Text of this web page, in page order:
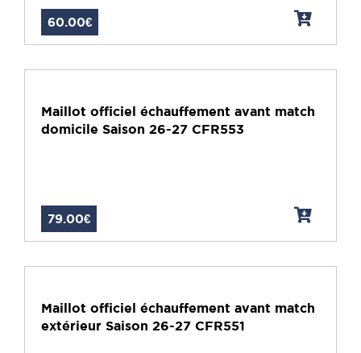
60.00€
Maillot officiel échauffement avant match
domicile Saison 26-27 CFR553
79.00€
Maillot officiel échauffement avant match
extérieur Saison 26-27 CFR551